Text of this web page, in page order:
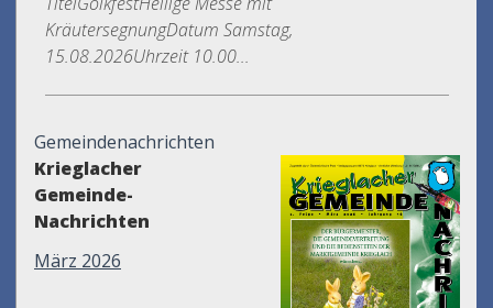
KräutersegnungDatum Samstag,
15.08.2026Uhrzeit 10.00...
Gemeindenachrichten
Krieglacher
Gemeinde-
Nachrichten
März 2026